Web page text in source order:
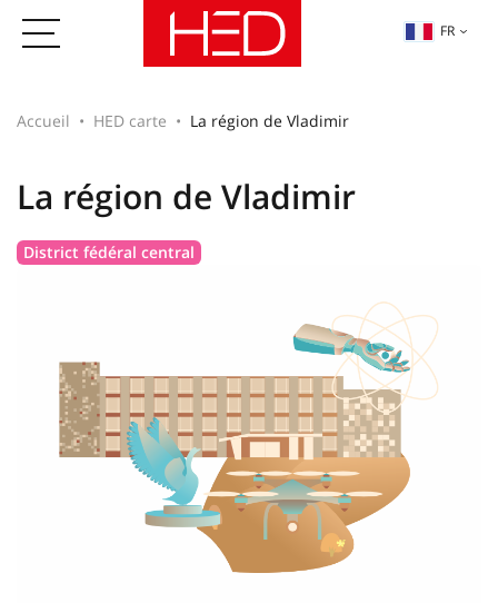
FR
Accueil HED carte La région de Vladimir
La région de Vladimir
District fédéral central